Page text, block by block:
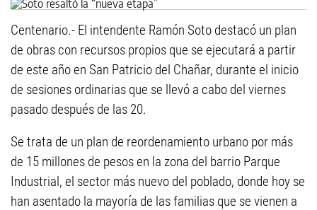
Centenario.- El intendente Ramón Soto destacó un plan
de obras con recursos propios que se ejecutará a partir
de este año en San Patricio del Chañar, durante el inicio
de sesiones ordinarias que se llevó a cabo del viernes
pasado después de las 20.
Se trata de un plan de reordenamiento urbano por más
de 15 millones de pesos en la zona del barrio Parque
Industrial, el sector más nuevo del poblado, donde hoy se
han asentado la mayoría de las familias que se vienen a